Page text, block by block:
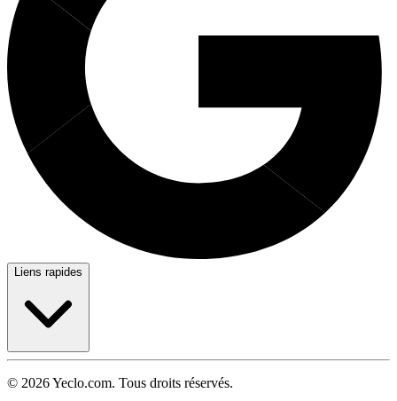
Liens rapides
© 2026 Yeclo.com. Tous droits réservés.